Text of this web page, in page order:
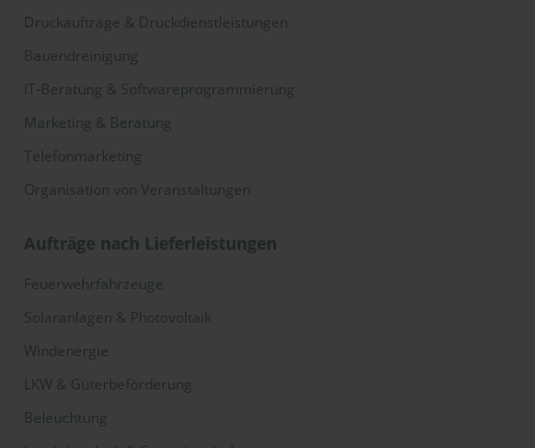
Druckaufträge & Druckdienstleistungen
Bauendreinigung
IT-Beratung & Softwareprogrammierung
Marketing & Beratung
Telefonmarketing
Organisation von Veranstaltungen
Aufträge nach Lieferleistungen
Feuerwehrfahrzeuge
Solaranlagen & Photovoltaik
Windenergie
LKW & Güterbeförderung
Beleuchtung